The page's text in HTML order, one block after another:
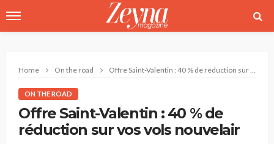
Home On the road Offre Saint-Valentin : 40 % de réduction sur vos vols nouvelair
ON THE ROAD
Offre Saint-Valentin : 40 % de
réduction sur vos vols nouvelair